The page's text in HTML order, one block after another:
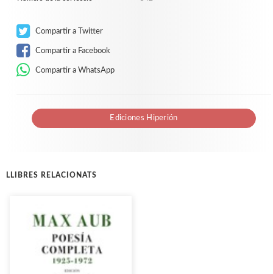
Compartir a Twitter
Compartir a Facebook
Compartir a WhatsApp
Ediciones Hiperión
LLIBRES RELACIONATS